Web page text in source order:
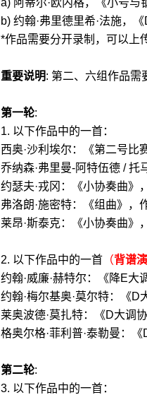
a) 阿蒂尔·欧内格，《小号与
b) 约翰·弗里德里希·法施，《
*作品需要分开录制，可以上
重要说明: 第二、六组作品需
第一轮:
1. 以下作品中的一首：
西奥·沙利埃尔 ： 《第二号比
乔纳森·弗里曼-阿特伍德 /托
约瑟夫·戎冈 ： 《小协奏曲》
弗洛朗·施密特： 《组曲》，
莱昂·斯泰克： 《小协奏曲》
2. 以下作品中的一首 （背谱
约翰·威廉·赫特尔 ： 《降E大
约翰·梅尔基奥·莫尔特： 《D
莱奥波德·莫扎特：《D大调
格奥尔格·菲利普·泰勒曼 ： 《
第二轮:
3. 以下作品中的一首：